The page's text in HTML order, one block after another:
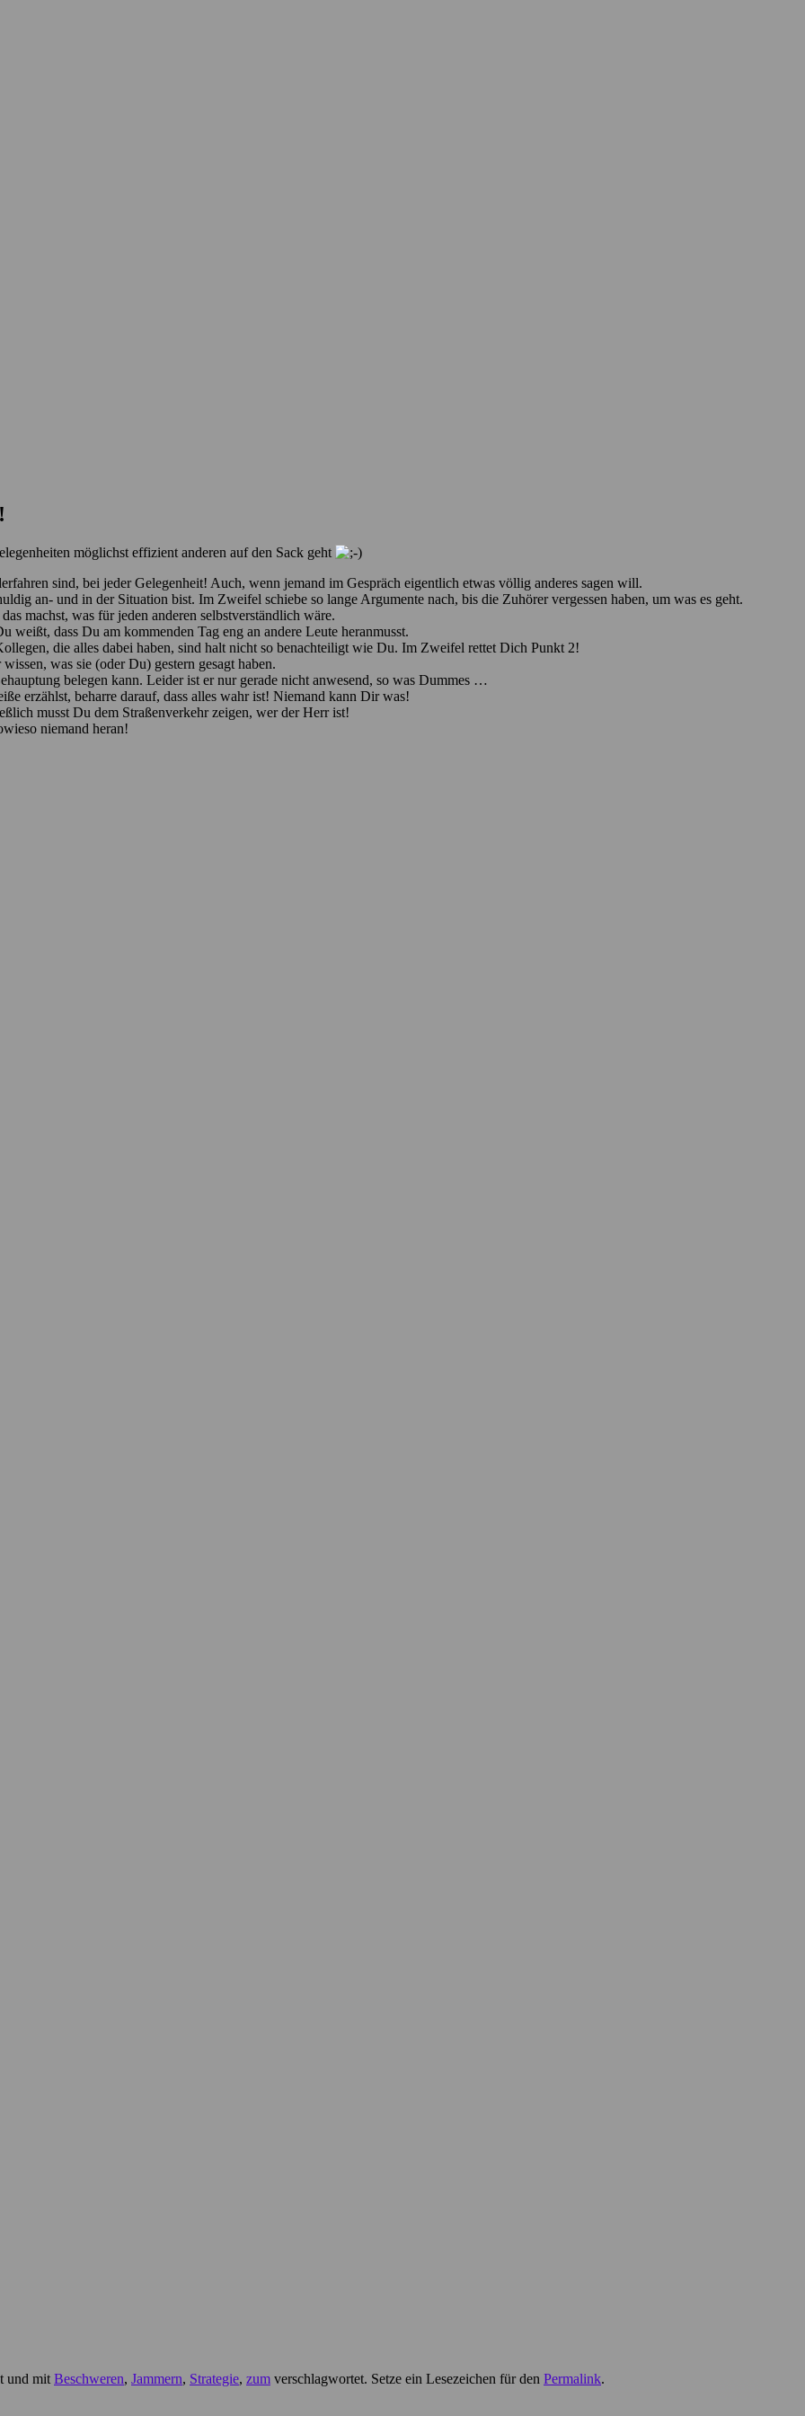
möglichst effizient anderen auf den Sack geht
sind, bei jeder Gelegenheit! Auch, wenn jemand im Gespräch eigentlich etwas völlig anderes sagen will.
an- und in der Situation bist. Im Zweifel schiebe so lange Argumente nach, bis die Zuhörer vergessen haben, um was es geht.
machst, was für jeden anderen selbstverständlich wäre.
dass Du am kommenden Tag eng an andere Leute heranmusst.
die alles dabei haben, sind halt nicht so benachteiligt wie Du. Im Zweifel rettet Dich Punkt 2!
was sie (oder Du) gestern gesagt haben.
belegen kann. Leider ist er nur gerade nicht anwesend, so was Dummes …
erzählst, beharre darauf, dass alles wahr ist! Niemand kann Dir was!
musst Du dem Straßenverkehr zeigen, wer der Herr ist!
niemand heran!
und mit Beschweren, Jammern, Strategie, zum verschlagwortet. Setze ein Lesezeichen für den Permalink.